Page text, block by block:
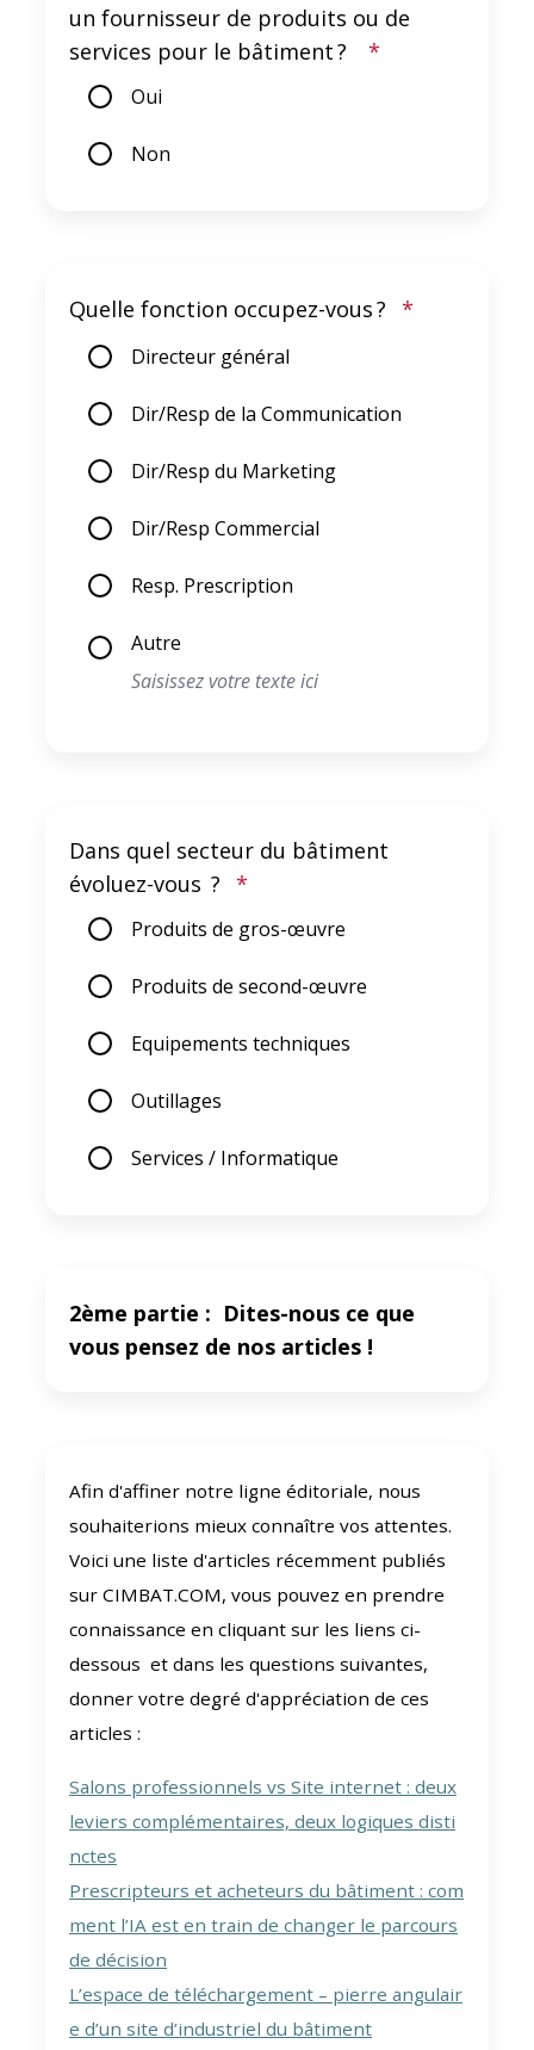
un fournisseur de produits ou de
services pour le bâtiment ?
*
Oui
Non
Quelle fonction occupez-vous ? *
Directeur général
Dir/Resp de la Communication
Dir/Resp du Marketing
Dir/Resp Commercial
Resp. Prescription
Autre
Dans quel secteur du bâtiment
évoluez-vous ? *
Produits de gros-œuvre
Produits de second-œuvre
Equipements techniques
Outillages
Services / Informatique
2ème partie : Dites-nous ce que
vous pensez de nos articles !
Afin d'affiner notre ligne éditoriale, nous
souhaiterions mieux connaître vos attentes.
Voici une liste d'articles récemment publiés
sur CIMBAT.COM, vous pouvez en prendre
connaissance en cliquant sur les liens ci-
dessous et dans les questions suivantes,
donner votre degré d'appréciation de ces
articles :
Salons professionnels vs Site internet : deux
leviers complémentaires, deux logiques disti
nctes
Prescripteurs et acheteurs du bâtiment : com
ment l’IA est en train de changer le parcours
de décision
L’espace de téléchargement – pierre angulair
e d’un site d’industriel du bâtiment